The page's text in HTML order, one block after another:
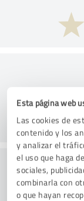
Esta página web
Las cookies de
contenido y los
y analizar el
el uso que haga
sociales,
combinarla con
o que hayan